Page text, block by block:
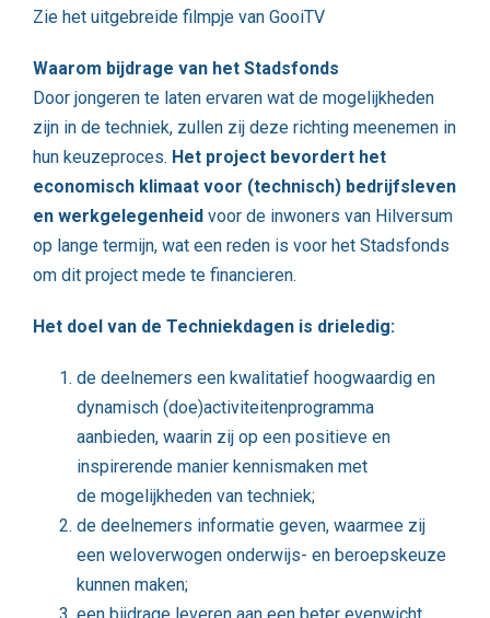
Zie het uitgebreide filmpje van GooiTV
Waarom bijdrage van het Stadsfonds
Door jongeren te laten ervaren wat de mogelijkheden
zijn in de techniek, zullen zij deze richting meenemen in
hun keuzeproces. Het project bevordert het
economisch klimaat voor (technisch) bedrijfsleven
en werkgelegenheid voor de inwoners van Hilversum
op lange termijn, wat een reden is voor het Stadsfonds
om dit project mede te financieren.
Het doel van de Techniekdagen is drieledig:
de deelnemers een kwalitatief hoogwaardig en
dynamisch (doe)activiteitenprogramma
aanbieden, waarin zij op een positieve en
inspirerende manier kennismaken met
de mogelijkheden van techniek;
de deelnemers informatie geven, waarmee zij
een weloverwogen onderwijs- en beroepskeuze
kunnen maken;